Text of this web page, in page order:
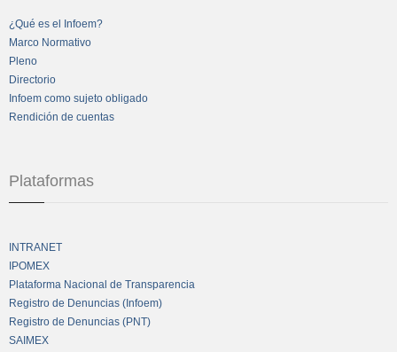
¿Qué es el Infoem?
Marco Normativo
Pleno
Directorio
Infoem como sujeto obligado
Rendición de cuentas
Plataformas
INTRANET
IPOMEX
Plataforma Nacional de Transparencia
Registro de Denuncias (Infoem)
Registro de Denuncias (PNT)
SAIMEX